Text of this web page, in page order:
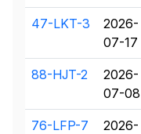
47-LKT-3
2026-
07-17
88-HJT-2
2026-
07-08
76-LFP-7
2026-